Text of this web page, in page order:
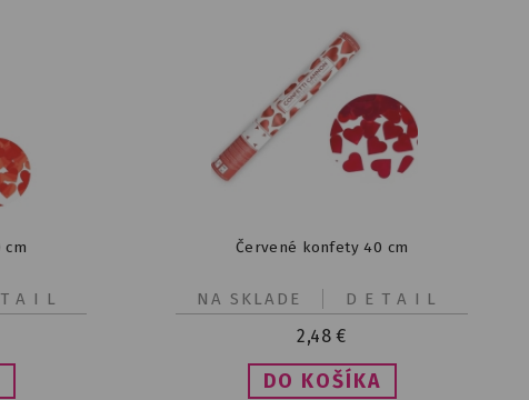
cm Červené konfety 40 cm
2,48 €
DETAIL
NA SKLADE